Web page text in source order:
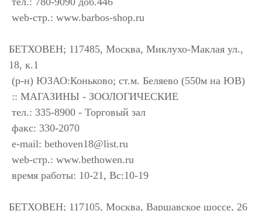
web-стр.: www.barbos-shop.ru
БЕТХОВЕН; 117485, Москва, Миклухо-Маклая ул.,
18, к.1
(р-н) ЮЗАО:Коньково; ст.м. Беляево (550м на ЮВ)
:: МАГАЗИНЫ - ЗООЛОГИЧЕСКИЕ
тел.: 335-8900 - Торговый зал
факс: 330-2070
e-mail: bethoven18@list.ru
web-стр.: www.bethowen.ru
время работы: 10-21, Вс:10-19
БЕТХОВЕН; 117105, Москва, Варшавское шоссе, 26